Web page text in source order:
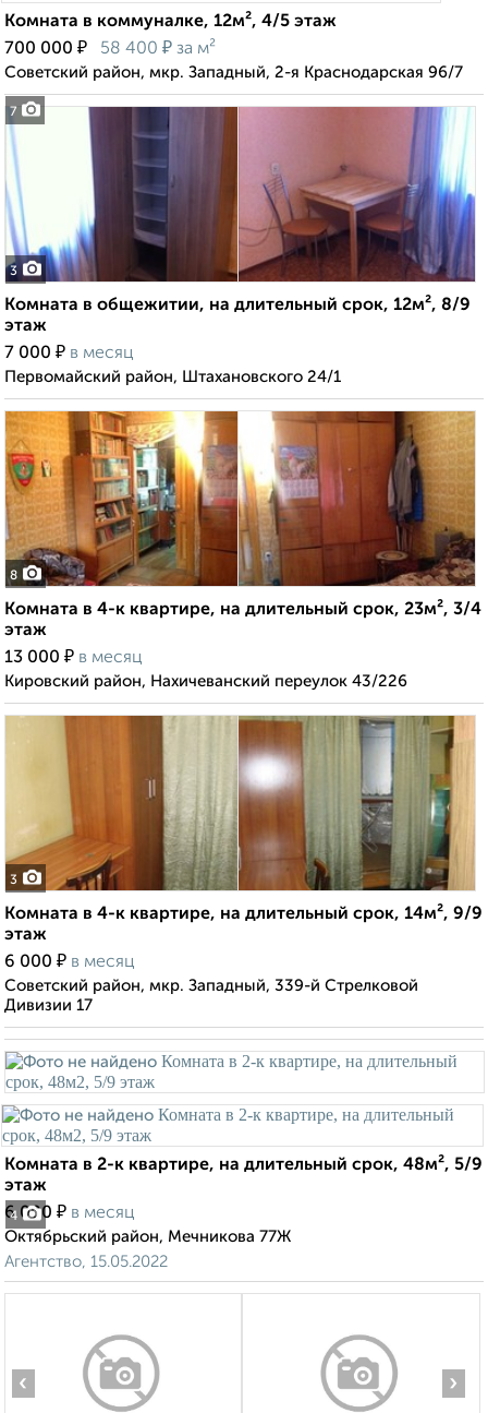
7
Комната в коммуналке, 12м², 4/5 этаж
700 000 ₽ 58 400 ₽ за м²
Советский район, мкр. Западный, 2-я Краснодарская 96/7
3
Комната в общежитии, на длительный срок, 12м², 8/9
этаж
7 000 ₽ в месяц
Первомайский район, Штахановского 24/1
8
Комната в 4-к квартире, на длительный срок, 23м², 3/4
этаж
13 000 ₽ в месяц
Кировский район, Нахичеванский переулок 43/226
3
Комната в 4-к квартире, на длительный срок, 14м², 9/9
этаж
6 000 ₽ в месяц
Советский район, мкр. Западный, 339-й Стрелковой
Дивизии 17
4
Комната в 2-к квартире, на длительный срок, 48м², 5/9
этаж
6 000 ₽ в месяц
Октябрьский район, Мечникова 77Ж
Агентство, 15.05.2022
‹ ›